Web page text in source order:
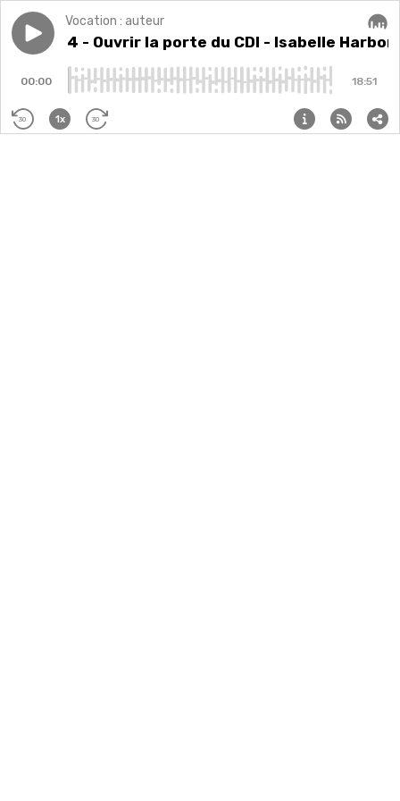
Play episodeEpisode 4 - Ouvrir la porte du CDI - Isabelle
Vocation : auteur
Episode 4 - Ouvrir la porte du CDI - Isabelle
00:00 18:51
30 1x 30